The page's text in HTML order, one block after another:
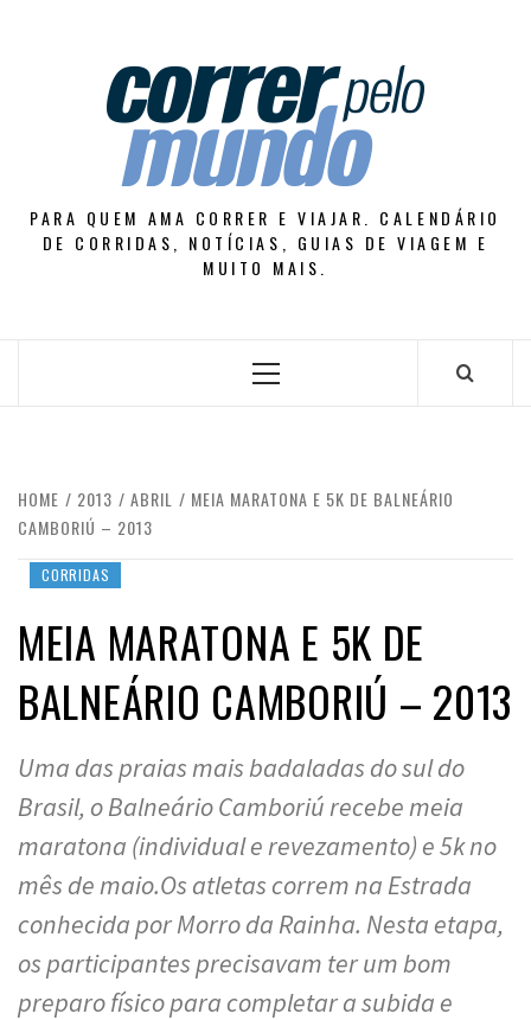
PARA QUEM AMA CORRER E VIAJAR. CALENDÁRIO
DE CORRIDAS, NOTÍCIAS, GUIAS DE VIAGEM E
MUITO MAIS.
Primary
HOME 2013 ABRIL
MEIA MARATONA E 5K DE BALNEÁRIO
CAMBORIÚ – 2013
CORRIDAS
MEIA MARATONA E 5K DE
BALNEÁRIO CAMBORIÚ – 2013
Uma das praias mais badaladas do sul do
Brasil, o Balneário Camboriú recebe meia
maratona (individual e revezamento) e 5k no
mês de maio.Os atletas correm na Estrada
conhecida por Morro da Rainha. Nesta etapa,
os participantes precisavam ter um bom
preparo físico para completar a subida e